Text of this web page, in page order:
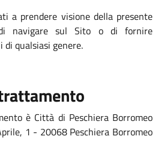
a prendere visione della presente
navigare sul Sito o di fornire
qualsiasi genere.
è Città di Peschiera Borromeo
1 - 20068 Peschiera Borromeo